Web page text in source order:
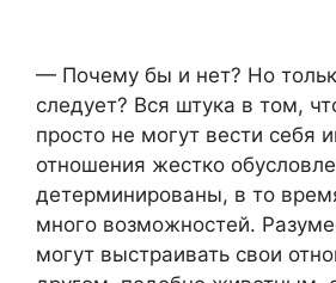
— Почему бы и нет? Но
следует? Вся штука в том,
просто не могут вести себя
отношения жестко
детерминированы, в то
много возможностей.
могут выстраивать свои